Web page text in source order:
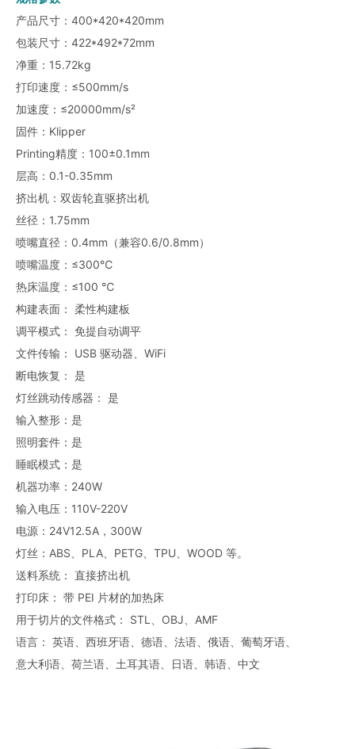
产品尺寸：400*420*420mm
包装尺寸：422*492*72mm
净重：15.72kg
打印速度：≤500mm/s
加速度：≤20000mm/s²
固件：Klipper
Printing精度：100±0.1mm
层高：0.1-0.35mm
挤出机：双齿轮直驱挤出机
丝径：1.75mm
喷嘴直径：0.4mm（兼容0.6/0.8mm）
喷嘴温度：≤300℃
热床温度：≤100 ℃
构建表面： 柔性构建板
调平模式： 免提自动调平
文件传输： USB 驱动器、WiFi
断电恢复： 是
灯丝跳动传感器： 是
输入整形：是
照明套件：是
睡眠模式：是
机器功率：240W
输入电压：110V-220V
电​​源：24V12.5A，300W
灯丝：ABS、PLA、PETG、TPU、WOOD 等。
送料系统： 直接挤出机
打印床： 带 PEI 片材的加热床
用于切片的文件格式： STL、OBJ、AMF
语言： 英语、西班牙语、德语、法语、俄语、葡萄牙语、
意大利语、荷兰语、土耳其语、日语、韩语、中文